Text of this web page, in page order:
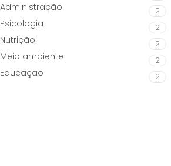
Administração 2
Psicologia 2
Nutrição 2
Meio ambiente 2
Educação 2